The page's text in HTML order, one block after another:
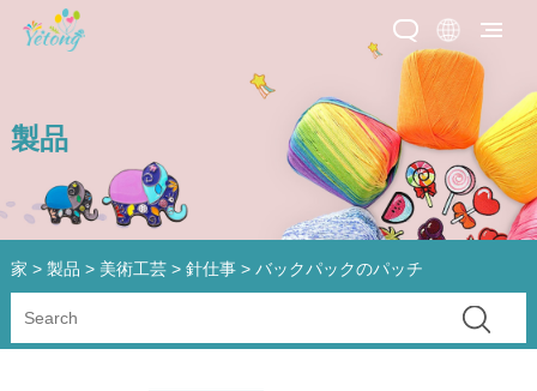
製品
家 > 製品 > 美術工芸> 針仕事> バックパックのパッチ